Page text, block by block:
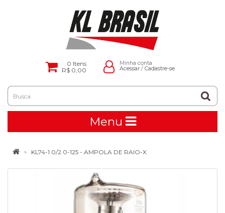
0 Itens
R$ 0,00
Minha conta
Acessar/ Cadastre-se
Menu
KL74-1.0/2.0-125 - AMPOLA DE RAIO-X